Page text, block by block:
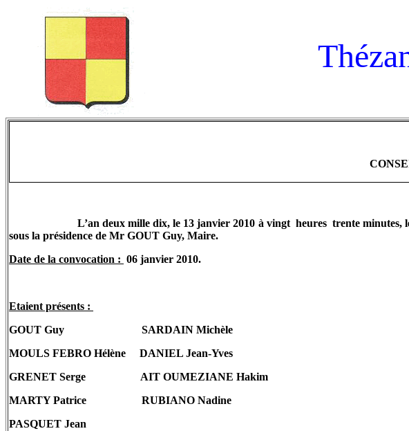
L’an deux mille dix, le 13 janvier 2010 à vingt heures trente minutes,
sous la présidence de Mr GOUT Guy, Maire.
Date de la convocation : 06 janvier 2010.
Etaient présents :
GOUT Guy SARDAIN Michèle
MOULS FEBRO Hélène
DANIEL Jean-Yves
GRENET Serge
AIT OUMEZIANE Hakim
MARTY Patrice
RUBIANO Nadine
PASQUET Jean
BARDY